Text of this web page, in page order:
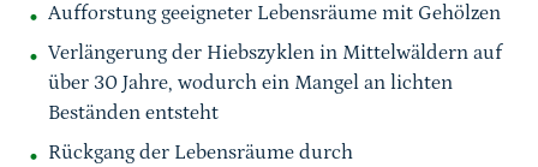
Aufforstung geeigneter Lebensräume mit Gehölzen
Verlängerung der Hiebszyklen in Mittelwäldern auf
über 30 Jahre, wodurch ein Mangel an lichten
Beständen entsteht
Rückgang der Lebensräume durch